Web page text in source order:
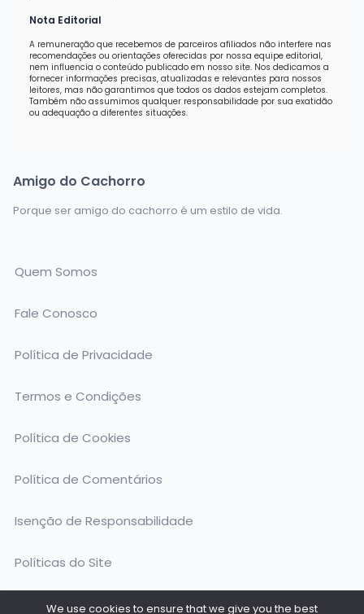
Nota Editorial
A remuneração que recebemos de parceiros afiliados não interfere nas
recomendações ou orientações oferecidas por nossa equipe editorial,
nem influencia o conteúdo publicado em nosso site. Nos dedicamos a
fornecer informações precisas, atualizadas e relevantes para nossos
leitores, mas não garantimos que todos os dados estejam completos.
Também não assumimos qualquer responsabilidade por sua exatidão
ou adequação a diferentes situações.
Amigo do Cachorro
Porque ser amigo do cachorro é um estilo de vida.
Quem Somos
Fale Conosco
Política de Privacidade
Termos e Condições
Política de Cookies
Política de Comentários
Isenção de Responsabilidade
Políticas do Site
We use cookies to ensure that we give you the best